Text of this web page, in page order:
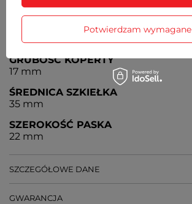
KWARCOWY
ŚREDNICA KOPERTY
55 mm
GRUBOŚĆ KOPERTY
17 mm
ŚREDNICA SZKIEŁKA
35 mm
SZEROKOŚĆ PASKA
22 mm
SZCZEGÓŁOWE DANE
GWARANCJA
Potwierdzam wymagane